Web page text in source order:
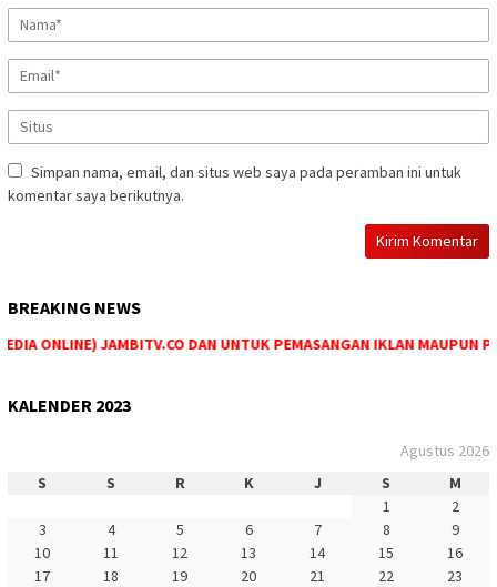
Simpan nama, email, dan situs web saya pada peramban ini untuk
komentar saya berikutnya.
BREAKING NEWS
ONLINE) JAMBITV.CO DAN UNTUK PEMASANGAN IKLAN MAUPUN
KALENDER 2023
Agustus 2026
S
S R K J S
M
1
2
3
4 5 6 7 8
9
10
11 12 13 14 15
16
17
18 19 20 21 22
23